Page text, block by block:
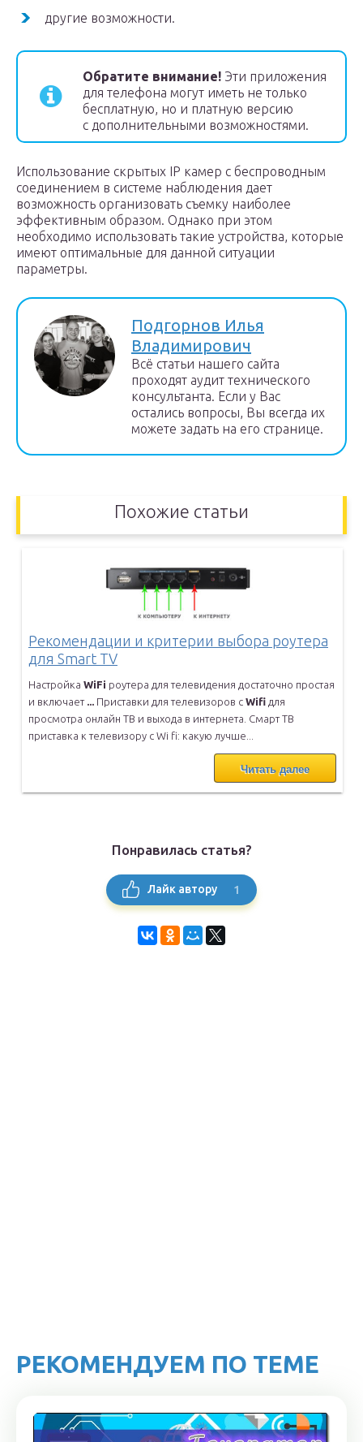
другие возможности.
Обратите внимание! Эти приложения
для телефона могут иметь не только
бесплатную, но и платную версию
с дополнительными возможностями.
Использование скрытых IP камер с беспроводным
соединением в системе наблюдения дает
возможность организовать съемку наиболее
эффективным образом. Однако при этом
необходимо использовать такие устройства, которые
имеют оптимальные для данной ситуации
параметры.
Подгорнов Илья
Владимирович
Всё статьи нашего сайта
проходят аудит технического
консультанта. Если у Вас
остались вопросы, Вы всегда их
можете задать на его странице.
Похожие статьи
Рекомендации и критерии выбора роутера
для Smart TV
Настройка WiFi роутера для телевидения достаточно простая
и включает
Приставки для телевизоров с Wifi для
просмотра онлайн ТВ и выхода в интернета. Смарт ТВ
приставка к телевизору с Wi fi: какую лучше...
Читать далее
Понравилась статья?
Лайк автору 1
РЕКОМЕНДУЕМ ПО ТЕМЕ